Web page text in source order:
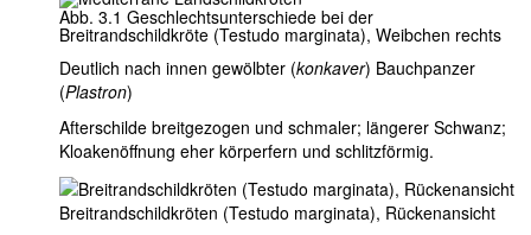
Abb. 3.1 Geschlechtsunterschiede bei der
Breitrandschildkröte (Testudo marginata), Weibchen rechts
Deutlich nach innen gewölbter (konkaver) Bauchpanzer
(Plastron)
Afterschilde breitgezogen und schmaler; längerer Schwanz;
Kloakenöffnung eher körperfern und schlitzförmig.
Breitrandschildkröten (Testudo marginata), Rückenansicht